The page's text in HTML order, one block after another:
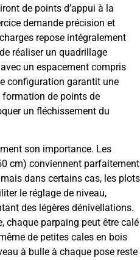
de points d’appui à la
demande précision et
repose intégralement
réaliser un quadrillage
un espacement compris
configuration garantit une
de points de
un fléchissement du
son importance. Les
cm) conviennent parfaitement
dans certains cas, les plots
le réglage de niveau,
des légères dénivellations.
chaque parpaing peut être calé
de petites cales en bois
à bulle à chaque pose reste